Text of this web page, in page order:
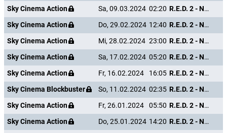
Sky Cinema Action
Sa, 09.03.2024 02:20
R.E.D. 2 - Noch Älter. Härter. Besser.
Sky Cinema Action
Do, 29.02.2024 12:40
R.E.D. 2 - Noch Älter. Härter. Besser.
Sky Cinema Action
Mi, 28.02.2024 23:00
R.E.D. 2 - Noch Älter. Härter. Besser.
Sky Cinema Action
Sa, 17.02.2024 05:20
R.E.D. 2 - Noch Älter. Härter. Besser.
Sky Cinema Action
Fr, 16.02.2024 16:05
R.E.D. 2 - Noch Älter. Härter. Besser.
Sky Cinema Blockbuster
So, 11.02.2024 02:35
R.E.D. 2 - Noch Älter. Härter. Besser.
Sky Cinema Action
Fr, 26.01.2024 05:50
R.E.D. 2 - Noch Älter. Härter. Besser.
Sky Cinema Action
Do, 25.01.2024 14:20
R.E.D. 2 - Noch Älter. Härter. Besser.